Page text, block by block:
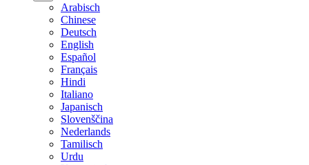
Arabisch
Chinese
Deutsch
English
Español
Français
Hindi
Italiano
Japanisch
Slovenščina
Nederlands
Tamilisch
Urdu